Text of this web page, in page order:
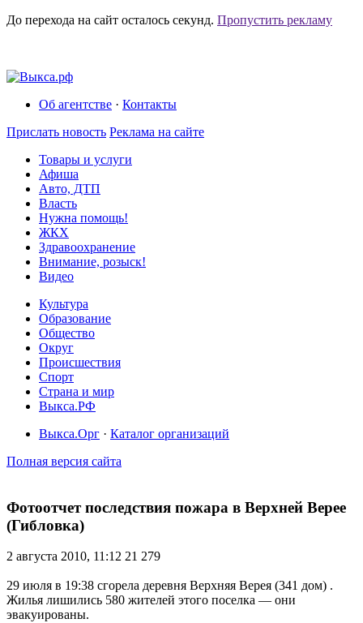
До перехода на сайт осталось секунд. Пропустить рекламу
Об агентстве · Контакты
Прислать новость Реклама на сайте
Товары и услуги
Афиша
Авто, ДТП
Власть
Нужна помощь!
ЖКХ
Здравоохранение
Внимание, розыск!
Видео
Культура
Образование
Общество
Округ
Происшествия
Спорт
Страна и мир
Выкса.РФ
Выкса.Орг · Каталог организаций
Полная версия сайта
Фотоотчет последствия пожара в Верхней Верее
(Гибловка)
2 августа 2010, 11:12 21 279
29 июля в 19:38 сгорела деревня Верхняя Верея (341 дом) .
Жилья лишились 580 жителей этого поселка — они
эвакуированы.